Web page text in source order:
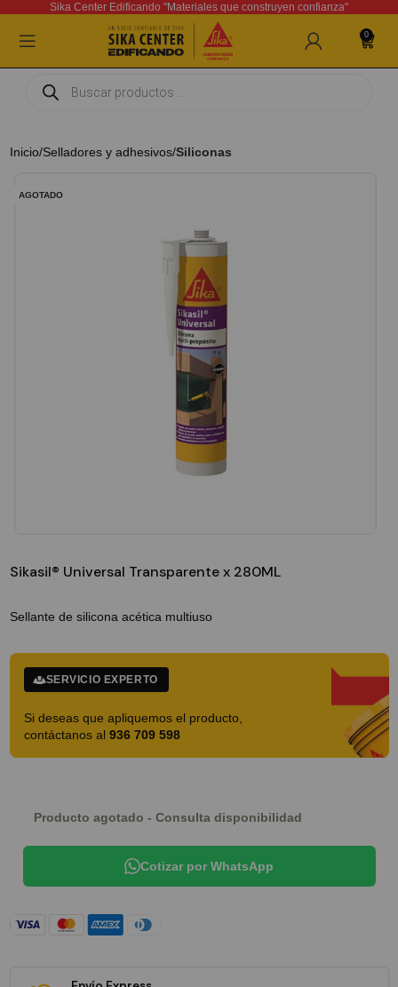
Sika Center Edificando "Materiales que construyen confianza"
0
Inicio Selladores y adhesivos Siliconas
AGOTADO
Sikasil® Universal Transparente x 280ML
Sellante de silicona acética multiuso
SERVICIO EXPERTO
Si deseas que apliquemos el producto,
contáctanos al 936 709 598
Producto agotado - Consulta disponibilidad
Cotizar por WhatsApp